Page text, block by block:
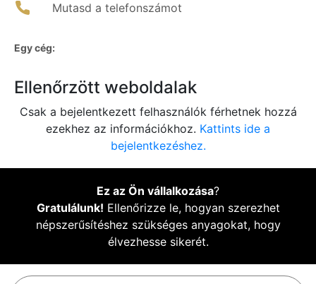
Mutasd a telefonszámot
Egy cég:
Ellenőrzött weboldalak
Csak a bejelentkezett felhasználók férhetnek hozzá
ezekhez az információkhoz. Kattints ide a
bejelentkezéshez.
Ez az Ön vállalkozása?
Gratulálunk! Ellenőrizze le, hogyan szerezhet
népszerűsítéshez szükséges anyagokat, hogy
élvezhesse sikerét.